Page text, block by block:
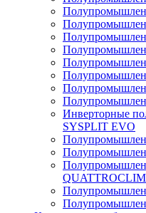
Инверторные
SYSPLIT EVO